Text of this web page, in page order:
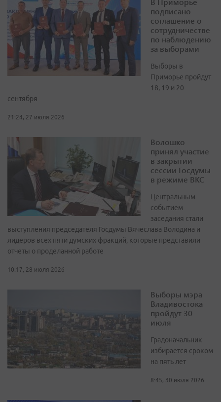
подписано
соглашение о
сотрудничестве
по наблюдению
за выборами
Выборы в
Приморье пройдут
18, 19 и 20
сентября
21:24, 27 июля 2026
Волошко
принял участие
в закрытии
сессии Госдумы
в режиме ВКС
Центральным
событием
заседания стали
выступления председателя Госдумы Вячеслава Володина и
лидеров всех пяти думских фракций, которые представили
отчеты о проделанной работе
10:17, 28 июля 2026
Выборы мэра
Владивостока
пройдут 30
июля
Градоначальник
избирается сроком
на пять лет
8:45, 30 июля 2026